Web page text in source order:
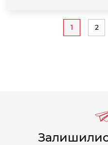
Current
1 2